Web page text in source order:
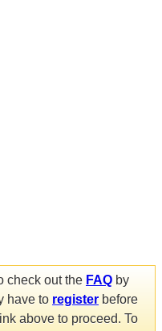
check out the FAQ by
have to register before
above to proceed. To